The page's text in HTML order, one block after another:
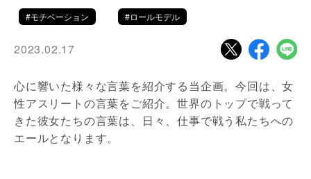
#モチベーション #ロールモデル
2023.02.17
心に響いた様々な言葉を紹介する当企画。今回は、女
性アスリートの言葉をご紹介。世界のトップで戦って
きた彼女たちの言葉は、日々、仕事で戦う私たちへの
エールとなります。